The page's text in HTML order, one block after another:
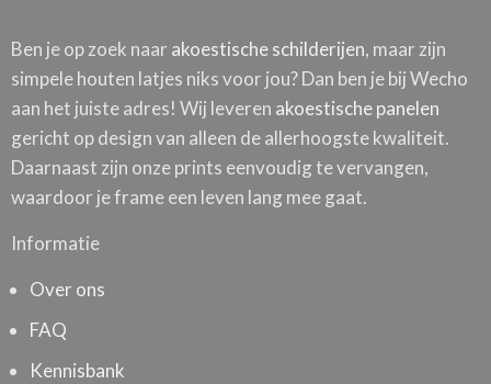
Ben je op zoek naar akoestische schilderijen, maar zijn
simpele houten latjes niks voor jou? Dan ben je bij Wecho
aan het juiste adres! Wij leveren akoestische panelen
gericht op design van alleen de allerhoogste kwaliteit.
Daarnaast zijn onze prints eenvoudig te vervangen,
waardoor je frame een leven lang mee gaat.
Informatie
Over ons
FAQ
Kennisbank